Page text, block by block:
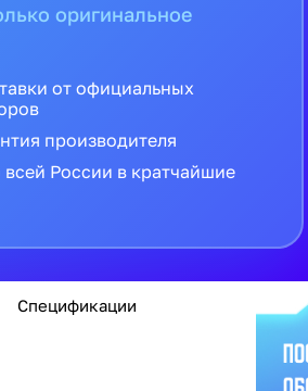
оригинальное
от официальных
производителя
России в кратчайшие
Спецификации